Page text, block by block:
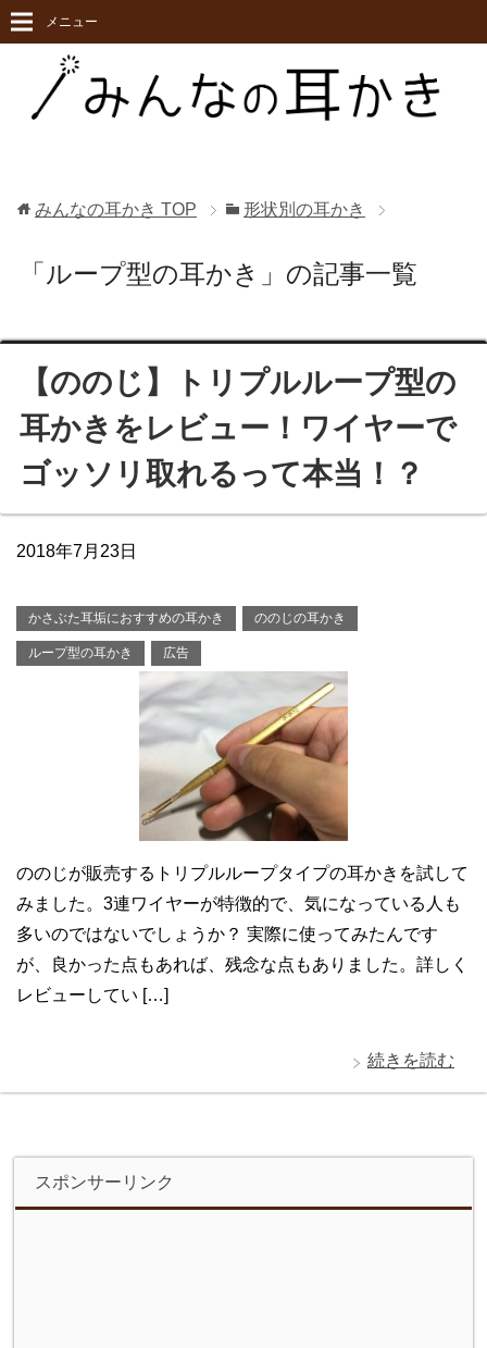
メニュー
みんなの耳かき TOP 形状別の耳かき
「ループ型の耳かき」の記事一覧
【ののじ】トリプルループ型の
耳かきをレビュー！ワイヤーで
ゴッソリ取れるって本当！？
2018年7月23日
かさぶた耳垢におすすめの耳かき ののじの耳かき
ループ型の耳かき 広告
ののじが販売するトリプルループタイプの耳かきを試して
みました。3連ワイヤーが特徴的で、気になっている人も
多いのではないでしょうか？ 実際に使ってみたんです
が、良かった点もあれば、残念な点もありました。詳しく
レビューしてい […]
続きを読む
スポンサーリンク